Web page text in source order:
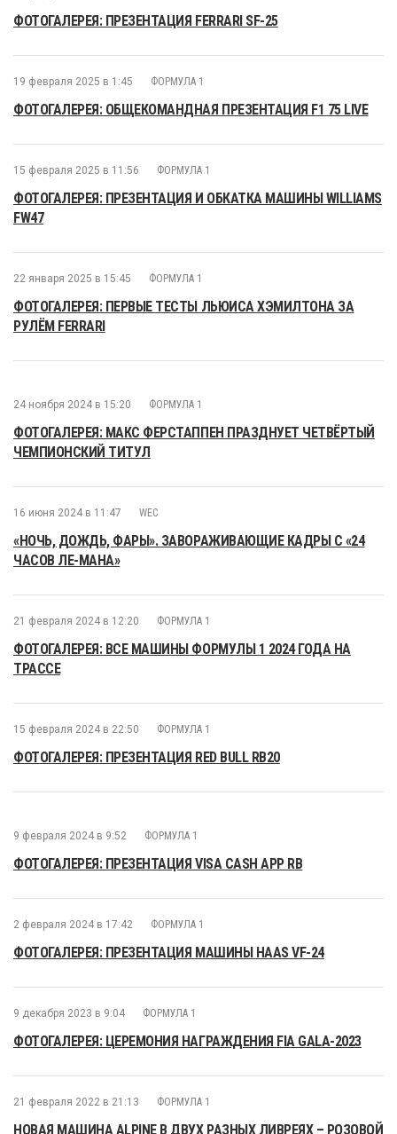
ФОТОГАЛЕРЕЯ: ПРЕЗЕНТАЦИЯ FERRARI SF-25
19 февраля 2025 в 1:45 ФОРМУЛА 1
ФОТОГАЛЕРЕЯ: ОБЩЕКОМАНДНАЯ ПРЕЗЕНТАЦИЯ F1 75 LIVE
15 февраля 2025 в 11:56 ФОРМУЛА 1
ФОТОГАЛЕРЕЯ: ПРЕЗЕНТАЦИЯ И ОБКАТКА МАШИНЫ WILLIAMS
FW47
22 января 2025 в 15:45 ФОРМУЛА 1
ФОТОГАЛЕРЕЯ: ПЕРВЫЕ ТЕСТЫ ЛЬЮИСА ХЭМИЛТОНА ЗА
РУЛЁМ FERRARI
24 ноября 2024 в 15:20 ФОРМУЛА 1
ФОТОГАЛЕРЕЯ: МАКС ФЕРСТАППЕН ПРАЗДНУЕТ ЧЕТВЁРТЫЙ
ЧЕМПИОНСКИЙ ТИТУЛ
16 июня 2024 в 11:47 WEC
«НОЧЬ, ДОЖДЬ, ФАРЫ». ЗАВОРАЖИВАЮЩИЕ КАДРЫ С «24
ЧАСОВ ЛЕ-МАНА»
21 февраля 2024 в 12:20 ФОРМУЛА 1
ФОТОГАЛЕРЕЯ: ВСЕ МАШИНЫ ФОРМУЛЫ 1 2024 ГОДА НА
ТРАССЕ
15 февраля 2024 в 22:50 ФОРМУЛА 1
ФОТОГАЛЕРЕЯ: ПРЕЗЕНТАЦИЯ RED BULL RB20
9 февраля 2024 в 9:52 ФОРМУЛА 1
ФОТОГАЛЕРЕЯ: ПРЕЗЕНТАЦИЯ VISA CASH APP RB
2 февраля 2024 в 17:42 ФОРМУЛА 1
ФОТОГАЛЕРЕЯ: ПРЕЗЕНТАЦИЯ МАШИНЫ HAAS VF-24
9 декабря 2023 в 9:04 ФОРМУЛА 1
ФОТОГАЛЕРЕЯ: ЦЕРЕМОНИЯ НАГРАЖДЕНИЯ FIA GALA-2023
21 февраля 2022 в 21:13 ФОРМУЛА 1
НОВАЯ МАШИНА ALPINE В ДВУХ РАЗНЫХ ЛИВРЕЯХ – РОЗОВОЙ